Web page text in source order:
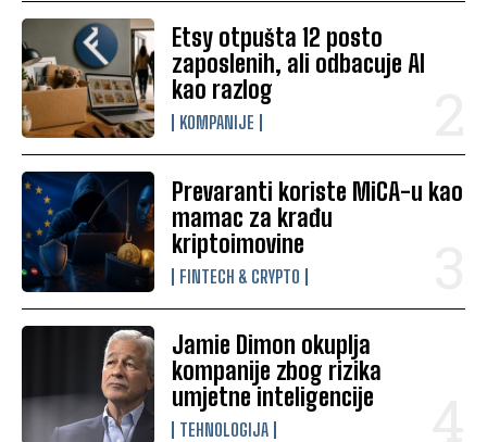
Etsy otpušta 12 posto
zaposlenih, ali odbacuje AI
kao razlog
KOMPANIJE
Prevaranti koriste MiCA-u kao
mamac za krađu
kriptoimovine
FINTECH & CRYPTO
Jamie Dimon okuplja
kompanije zbog rizika
umjetne inteligencije
TEHNOLOGIJA